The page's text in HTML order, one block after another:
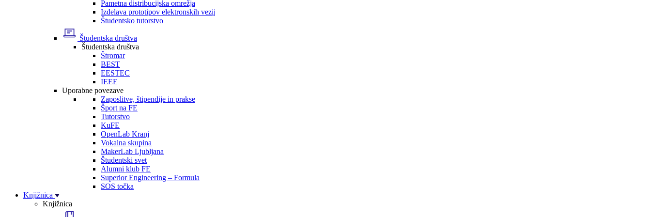
Pametna distribucijska omrežja
Izdelava prototipov elektronskih vezij
Študentsko tutorstvo
Študentska društva
Študentska društva
Štromar
BEST
EESTEC
IEEE
Uporabne povezave
Zaposlitve, štipendije in prakse
Šport na FE
Tutorstvo
KuFE
OpenLab Kranj
Vokalna skupina
MakerLab Ljubljana
Študentski svet
Alumni klub FE
Superior Engineering – Formula
SOS točka
Knjižnica
Knjižnica